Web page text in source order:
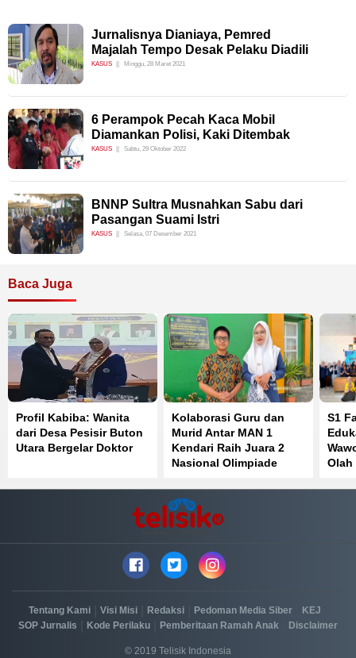
Jurnalisnya Dianiaya, Pemred
Majalah Tempo Desak Pelaku Diadili
KASUS Minggu, 28 Maret 2021
6 Perampok Pecah Kaca Mobil
Diamankan Polisi, Kaki Ditembak
KASUS Sabtu, 29 Oktober 2022
BNNP Sultra Musnahkan Sabu dari
Pasangan Suami Istri
KASUS Selasa, 07 Desember 2021
Baca Juga
Profil Kabiba: Wanita
dari Desa Pesisir Buton
Utara Bergelar Doktor
Kolaborasi Guru dan
Murid Antar MAN 1
Kendari Raih Juara 2
Nasional Olimpiade
S1
Olah
Tentang Kami Visi Misi Redaksi Pedoman Media Siber KEJ
SOP Jurnalis Kode Perilaku Pemberitaan Ramah Anak Disclaimer
© 2019 Telisik Indonesia